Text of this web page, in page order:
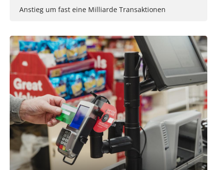
Anstieg um fast eine Milliarde Transaktionen